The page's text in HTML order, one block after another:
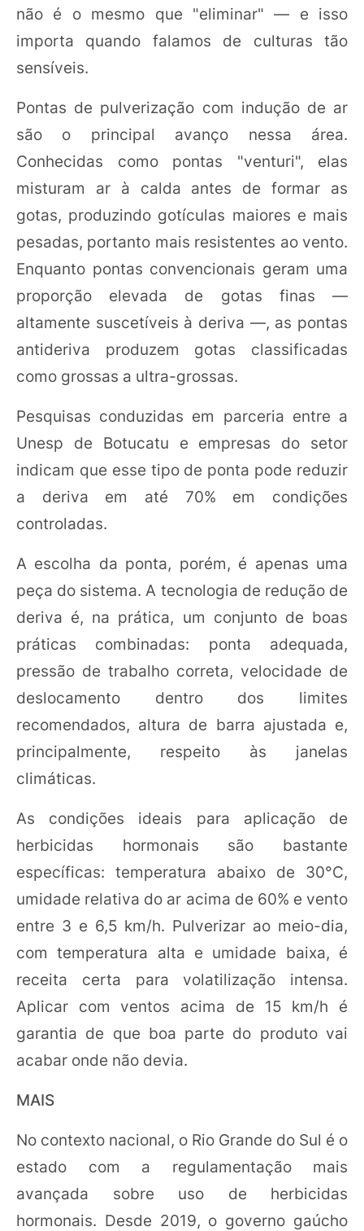
não é o mesmo que "eliminar" — e isso
importa quando falamos de culturas tão
sensíveis.
Pontas de pulverização com indução de ar
são o principal avanço nessa área.
Conhecidas como pontas "venturi", elas
misturam ar à calda antes de formar as
gotas, produzindo gotículas maiores e mais
pesadas, portanto mais resistentes ao vento.
Enquanto pontas convencionais geram uma
proporção elevada de gotas finas —
altamente suscetíveis à deriva —, as pontas
antideriva produzem gotas classificadas
como grossas a ultra-grossas.
Pesquisas conduzidas em parceria entre a
Unesp de Botucatu e empresas do setor
indicam que esse tipo de ponta pode reduzir
a deriva em até 70% em condições
controladas.
A escolha da ponta, porém, é apenas uma
peça do sistema. A tecnologia de redução de
deriva é, na prática, um conjunto de boas
práticas combinadas: ponta adequada,
pressão de trabalho correta, velocidade de
deslocamento dentro dos limites
recomendados, altura de barra ajustada e,
principalmente, respeito às janelas
climáticas.
As condições ideais para aplicação de
herbicidas hormonais são bastante
específicas: temperatura abaixo de 30°C,
umidade relativa do ar acima de 60% e vento
entre 3 e 6,5 km/h. Pulverizar ao meio-dia,
com temperatura alta e umidade baixa, é
receita certa para volatilização intensa.
Aplicar com ventos acima de 15 km/h é
garantia de que boa parte do produto vai
acabar onde não devia.
MAIS
No contexto nacional, o Rio Grande do Sul é o
estado com a regulamentação mais
avançada sobre uso de herbicidas
hormonais. Desde 2019, o governo gaúcho